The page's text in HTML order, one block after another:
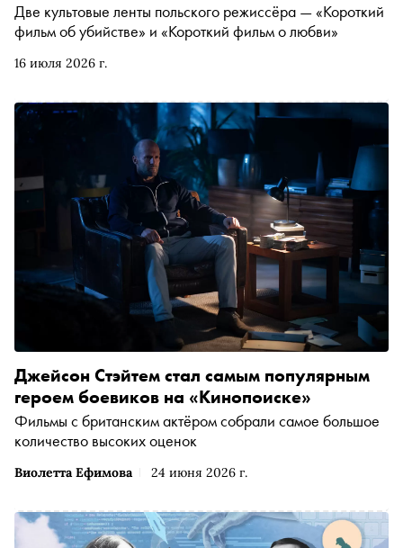
16 июля 2026 г.
Две культовые ленты польского режиссёра — «Короткий
фильм об убийстве» и «Короткий фильм о любви»
Виолетта Ефимова 24 июня 2026 г.
Джейсон Стэйтем стал самым популярным
героем боевиков на «Кинопоиске»
Фильмы с британским актёром собрали самое большое
количество высоких оценок